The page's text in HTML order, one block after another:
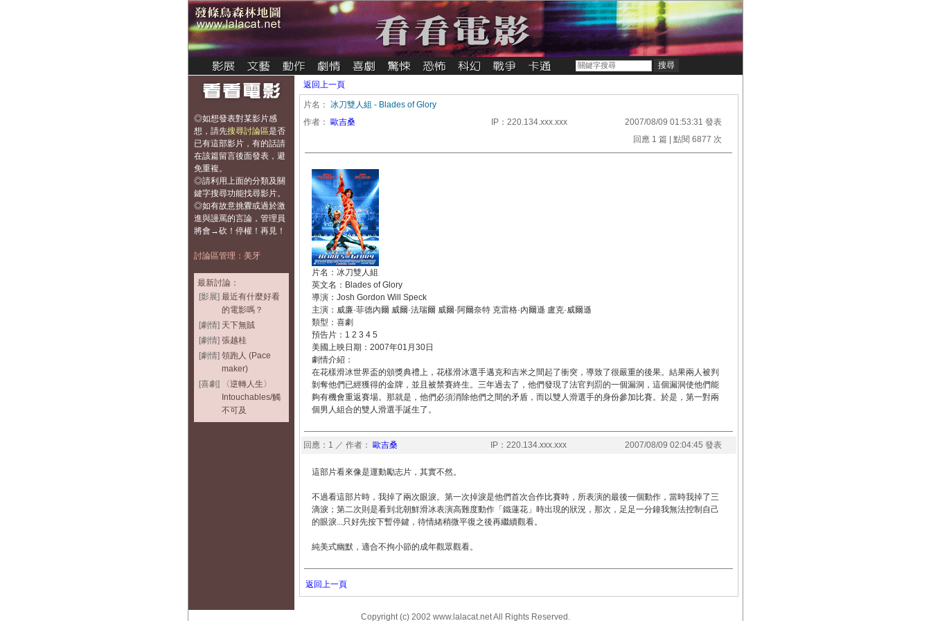
◎如想發表對某影片感
想， 請先搜尋討論區是否
已有這部影片，有的話請
在該篇留言後面發表，避
免重複。
◎請利用上面的分類及關
鍵字搜尋功能找尋影片。
◎如有故意挑釁或過於激
進與謾罵的言論，管理員
將會→砍！停權！再見！
討論區管理：美牙
最新討論：
[影展] 最近有什麼好看
的電影嗎？
[劇情] 天下無賊
[劇情] 張越桂
[劇情] 領跑人 (Pace
maker)
[喜劇]
〈逆轉人生〉
Intouchables/觸
不可及
返回上一頁
片名： 冰刀雙人組 - Blades of Glory
作者：
歐吉桑 IP：220.134.xxx.xxx
2007/08/09 01:53:31 發表
回應 1 篇 | 點閱 6877 次
片名：冰刀雙人組
英文名：Blades of Glory
導演：Josh Gordon Will Speck
主演：威廉·菲德內爾 威爾·法瑞爾 威爾·阿爾奈特 克雷格·內爾遜 盧克·威爾遜
類型：喜劇
預告片：1 2 3 4 5
美國上映日期：2007年01月30日
劇情介紹：
在花樣滑冰世界盃的頒獎典禮上，花樣滑冰選手邁克和吉米之間起了衝突，導致了很嚴重的後果。結果兩人被判
剝奪他們已經獲得的金牌，並且被禁賽終生。三年過去了，他們發現了法官判罰的一個漏洞，這個漏洞使他們能
夠有機會重返賽場。那就是，他們必須消除他們之間的矛盾，而以雙人滑選手的身份參加比賽。於是，第一對兩
個男人組合的雙人滑選手誕生了。
回應：1 ／ 作者： 歐吉桑 IP：220.134.xxx.xxx 2007/08/09 02:04:45 發表
這部片看來像是運動勵志片，其實不然。
不過看這部片時，我掉了兩次眼淚。第一次掉淚是他們首次合作比賽時，所表演的最後一個動作，當時我掉了三
滴淚；第二次則是看到北朝鮮滑冰表演高難度動作「鐵蓮花」時出現的狀況，那次，足足一分鐘我無法控制自己
的眼淚...只好先按下暫停鍵，待情緒稍微平復之後再繼續觀看。
純美式幽默，適合不拘小節的成年觀眾觀看。
返回上一頁
Copyright (c) 2002 www.lalacat.net All Rights Reserved.